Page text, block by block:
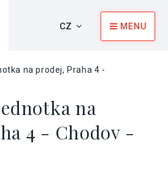
CZ MENU
na prodej, Praha 4 -
na
4 - Chodov -